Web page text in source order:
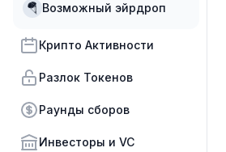
🪂 Возможный эйрдроп
Крипто Активности
Разлок Токенов
Раунды сборов
Инвесторы и VC